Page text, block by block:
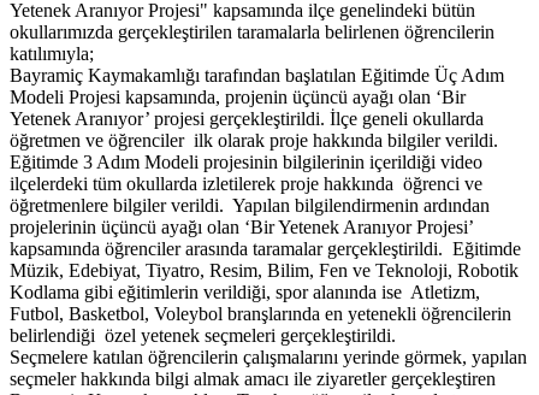
Yetenek Aranıyor Projesi" kapsamında ilçe genelindeki bütün
okullarımızda gerçekleştirilen taramalarla belirlenen öğrencilerin
katılımıyla;
Bayramiç Kaymakamlığı tarafından başlatılan Eğitimde Üç Adım
Modeli Projesi kapsamında, projenin üçüncü ayağı olan ‘Bir
Yetenek Aranıyor’ projesi gerçekleştirildi. İlçe geneli okullarda
öğretmen ve öğrenciler ilk olarak proje hakkında bilgiler verildi.
Eğitimde 3 Adım Modeli projesinin bilgilerinin içerildiği video
ilçelerdeki tüm okullarda izletilerek proje hakkında öğrenci ve
öğretmenlere bilgiler verildi. Yapılan bilgilendirmenin ardından
projelerinin üçüncü ayağı olan ‘Bir Yetenek Aranıyor Projesi’
kapsamında öğrenciler arasında taramalar gerçekleştirildi. Eğitimde
Müzik, Edebiyat, Tiyatro, Resim, Bilim, Fen ve Teknoloji, Robotik
Kodlama gibi eğitimlerin verildiği, spor alanında ise Atletizm,
Futbol, Basketbol, Voleybol branşlarında en yetenekli öğrencilerin
belirlendiği özel yetenek seçmeleri gerçekleştirildi.
Seçmelere katılan öğrencilerin çalışmalarını yerinde görmek, yapılan
seçmeler hakkında bilgi almak amacı ile ziyaretler gerçekleştiren